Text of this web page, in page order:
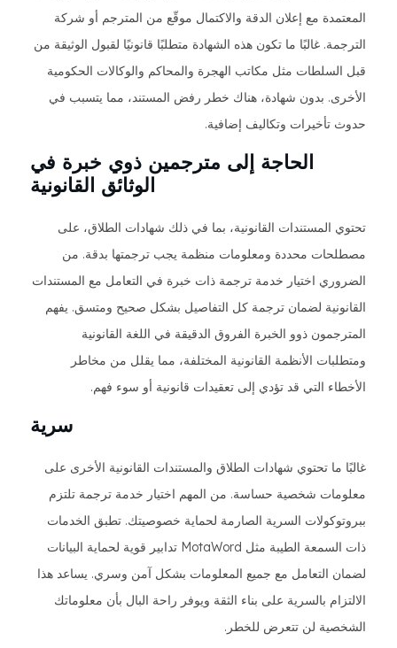
المعتمدة مع إعلان الدقة والاكتمال موقّع من المترجم أو شركة
الترجمة. غالبًا ما تكون هذه الشهادة متطلبًا قانونيًا لقبول الوثيقة من
قبل السلطات مثل مكاتب الهجرة والمحاكم والوكالات الحكومية
الأخرى. بدون شهادة، هناك خطر رفض المستند، مما يتسبب في
حدوث تأخيرات وتكاليف إضافية.
الحاجة إلى مترجمين ذوي خبرة في
الوثائق القانونية
تحتوي المستندات القانونية، بما في ذلك شهادات الطلاق، على
مصطلحات محددة ومعلومات منظمة يجب ترجمتها بدقة. من
الضروري اختيار خدمة ترجمة ذات خبرة في التعامل مع المستندات
القانونية لضمان ترجمة كل التفاصيل بشكل صحيح ومتسق. يفهم
المترجمون ذوو الخبرة الفروق الدقيقة في اللغة القانونية
ومتطلبات الأنظمة القانونية المختلفة، مما يقلل من مخاطر
الأخطاء التي قد تؤدي إلى تعقيدات قانونية أو سوء فهم.
سرية
غالبًا ما تحتوي شهادات الطلاق والمستندات القانونية الأخرى على
معلومات شخصية حساسة. من المهم اختيار خدمة ترجمة تلتزم
ببروتوكولات السرية الصارمة لحماية خصوصيتك. تطبق الخدمات
ذات السمعة الطيبة مثل MotaWord تدابير قوية لحماية البيانات
لضمان التعامل مع جميع المعلومات بشكل آمن وسري. يساعد هذا
الالتزام بالسرية على بناء الثقة ويوفر راحة البال بأن معلوماتك
الشخصية لن تتعرض للخطر.